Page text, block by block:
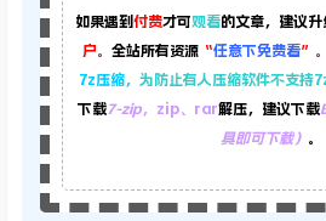
如果遇到 付费才可观看的文章，建议升
户。 全站所有资源 “任意下免费看”。
7z压缩， 为防止有人压缩软件不支持
下载7-zip，zip、rar解压，建议下载
具即可下载） 。